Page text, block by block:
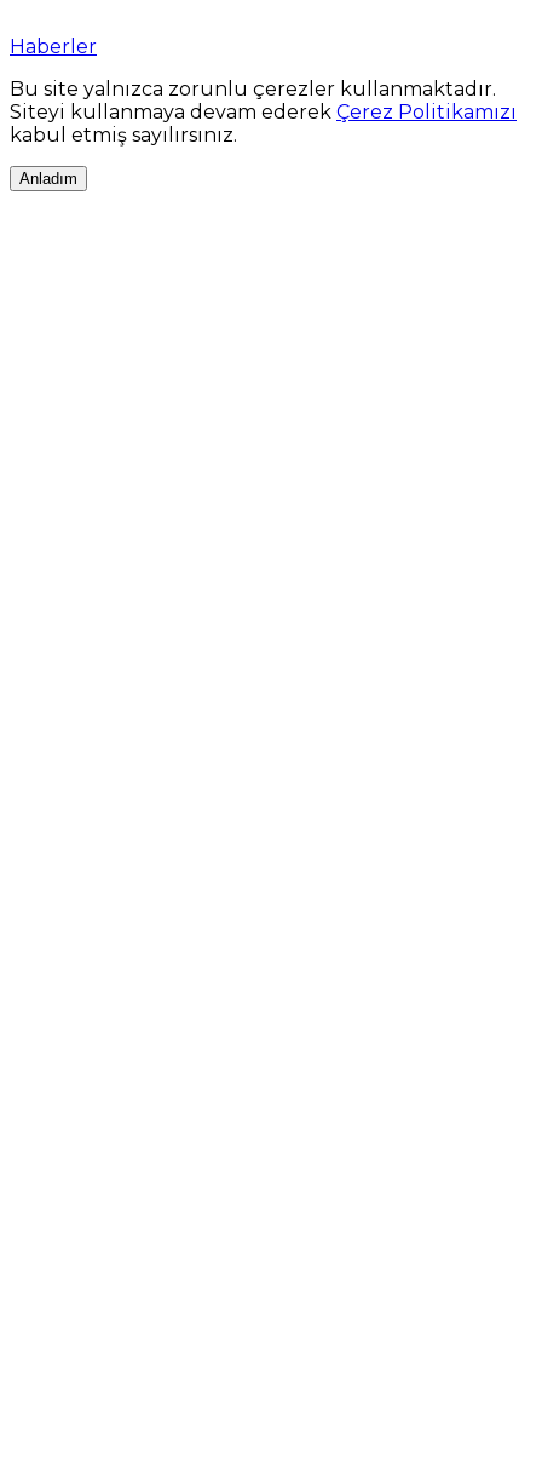
Haberler
Bu site yalnızca zorunlu çerezler kullanmaktadır.
Siteyi kullanmaya devam ederek Çerez Politikamızı
kabul etmiş sayılırsınız.
Anladım